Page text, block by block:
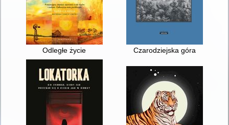
Odległe życie Czarodziejska góra